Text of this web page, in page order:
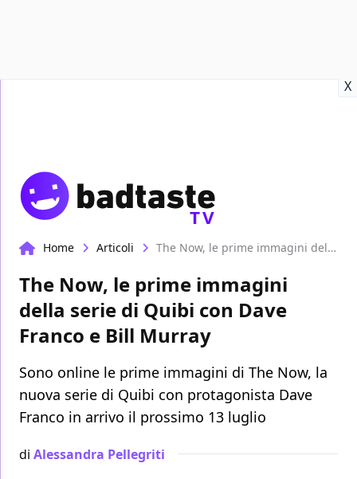
X
TV
Home Articoli The Now, le prime immagini della serie di Quibi con Dave Franco e Bill Murray
The Now, le prime immagini
della serie di Quibi con Dave
Franco e Bill Murray
Sono online le prime immagini di The Now, la
nuova serie di Quibi con protagonista Dave
Franco in arrivo il prossimo 13 luglio
di Alessandra Pellegriti